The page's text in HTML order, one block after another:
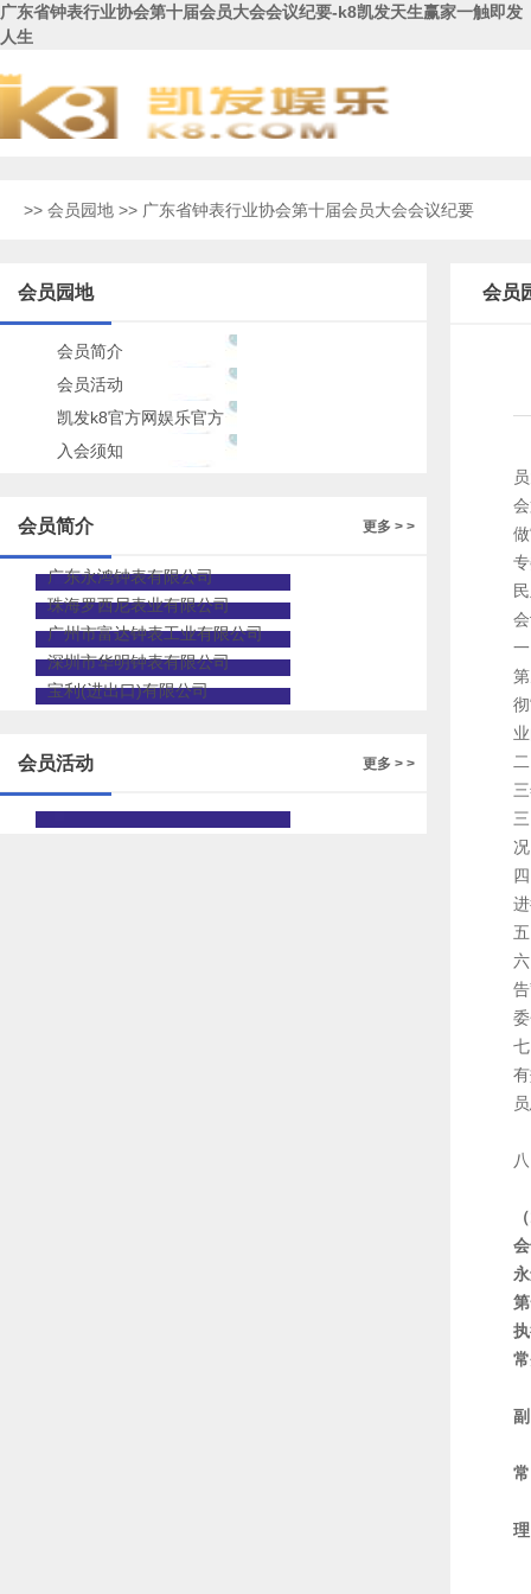
广东省钟表行业协会第十届会员大会会议纪要-k8凯发天生赢家一触即发
人生
>> 会员园地 >> 广东省钟表行业协会第十届会员大会会议纪要
会员园地
会员简介
会员活动
凯发k8官方网娱乐官方
的公告
入会须知
更多 > >
会员简介
广东永鸿钟表有限公司
珠海罗西尼表业有限公司
广州市富达钟表工业有限公司
深圳市华明钟表有限公司
宝利(进出口)有限公司
更多 > >
会员活动
会员